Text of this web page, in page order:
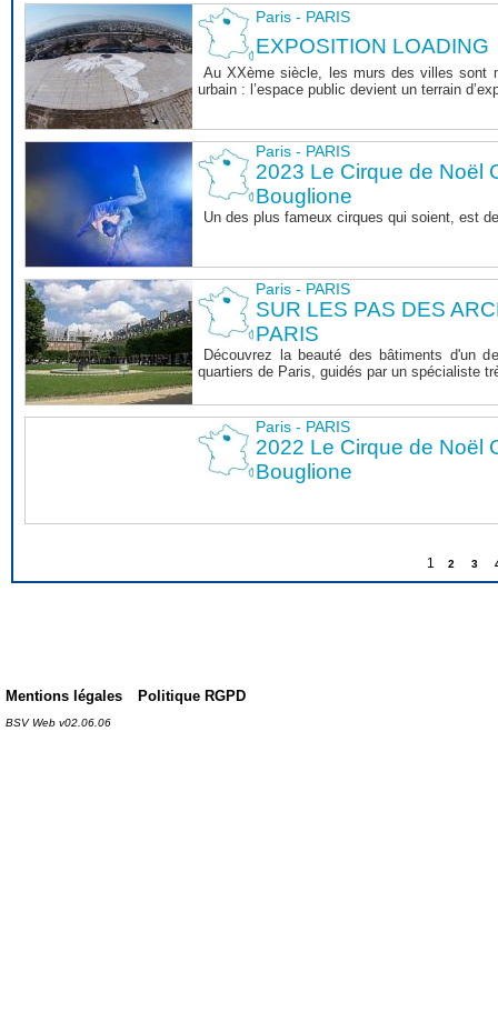
Paris - PARIS
EXPOSITION LOADING
Au XXème siècle, les murs des villes sont
urbain : l’espace public devient un terrain
Paris - PARIS
2023 Le Cirque de Noël
Bouglione
Un des plus fameux cirques qui soient, est
Paris - PARIS
SUR LES PAS DES
PARIS
Découvrez la beauté des bâtiments d'un
quartiers de Paris, guidés par un spécialiste
Paris - PARIS
2022 Le Cirque de Noël
Bouglione
1 2 3
Mentions légales Politique RGPD
BSV Web v02.06.06